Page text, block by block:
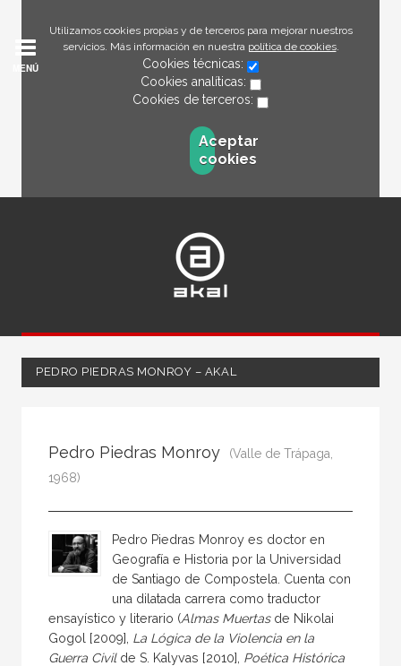
Utilizamos cookies propias y de terceros para mejorar nuestros
servicios. Más información en nuestra política de cookies.
Cookies técnicas:
Cookies analíticas:
Cookies de terceros:
Aceptar
cookies
MENÚ
PEDRO PIEDRAS MONROY – AKAL
Editor
Escritor
Escritora
Pedro Piedras Monroy
(Valle de Trápaga,
1968)
Pedro Piedras Monroy es doctor en
Geografía e Historia por la Universidad
de Santiago de Compostela. Cuenta con
una dilatada carrera como traductor
ensayístico y literario (Almas Muertas de Nikolai
Gogol [2009], La Lógica de la Violencia en la
Guerra Civilde S. Kalyvas [2010], Poética Histórica